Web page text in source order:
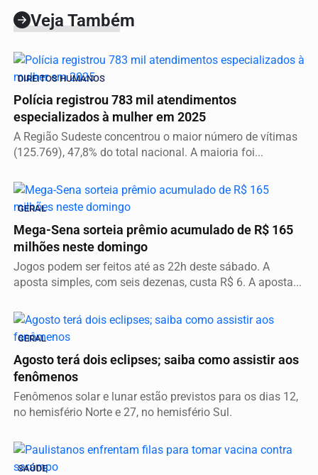
Veja Também
DIREITOS HUMANOS
Polícia registrou 783 mil atendimentos
especializados à mulher em 2025
A Região Sudeste concentrou o maior número de vítimas
(125.769), 47,8% do total nacional. A maioria foi...
GERAL
Mega-Sena sorteia prêmio acumulado de R$ 165
milhões neste domingo
Jogos podem ser feitos até as 22h deste sábado. A
aposta simples, com seis dezenas, custa R$ 6. A aposta...
GERAL
Agosto terá dois eclipses; saiba como assistir aos
fenômenos
Fenômenos solar e lunar estão previstos para os dias 12,
no hemisfério Norte e 27, no hemisfério Sul.
SAÚDE